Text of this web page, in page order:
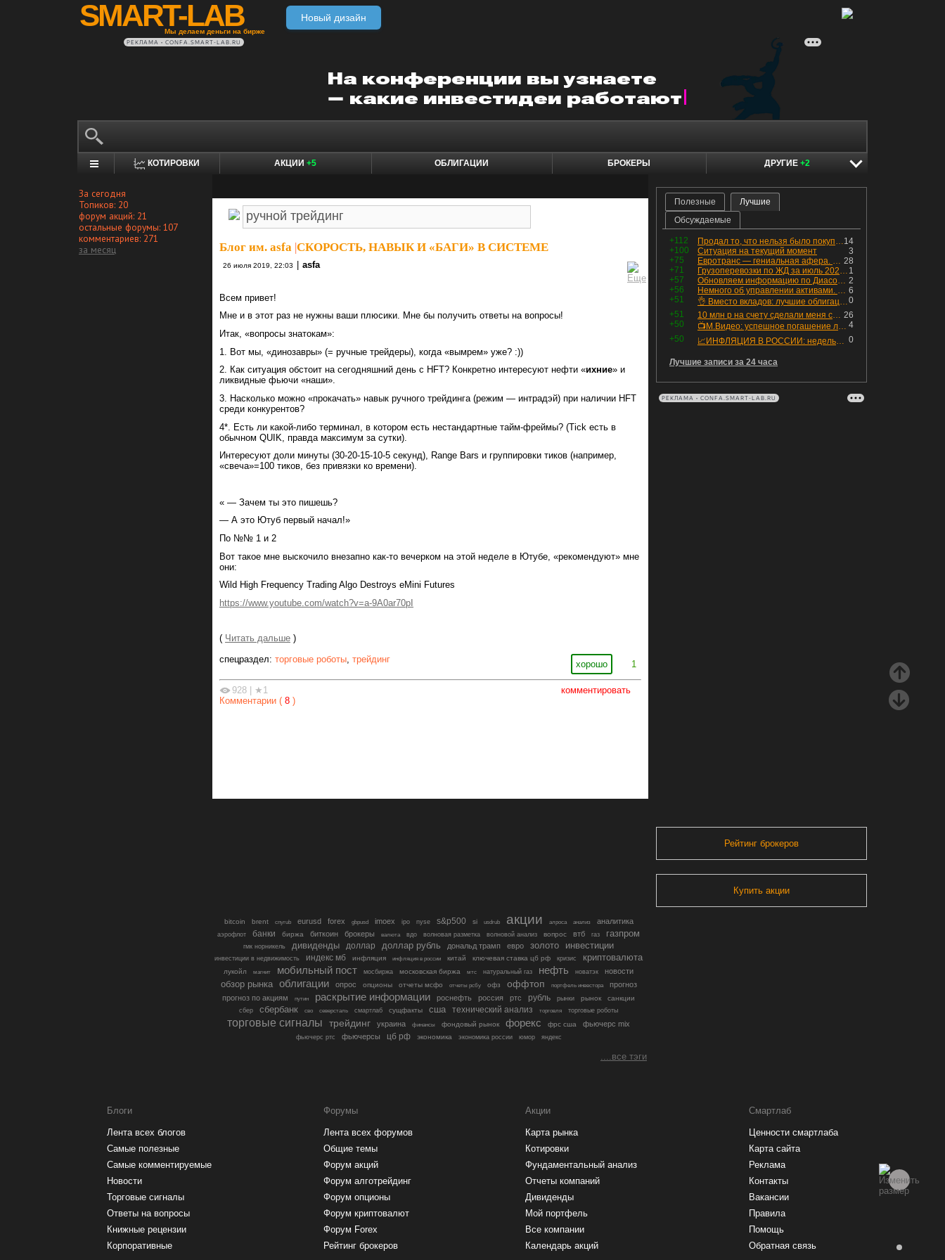
SMART-LAB
Мы делаем деньги на бирже
Новый дизайн
РЕКЛАМА • CONFA.SMART-LAB.RU
КОТИРОВКИ АКЦИИ +5 ОБЛИГАЦИИ БРОКЕРЫ ДРУГИЕ +2
За сегодня
Топиков: 20
форум акций: 21
остальные форумы: 107
комментариев: 271
за месяц
Блог им. asfa СКОРОСТЬ, НАВЫК И «БАГИ» В СИСТЕМЕ
26 июля 2019, 22:03 asfa
Всем привет!
Мне и в этот раз не нужны ваши плюсики. Мне бы получить ответы на вопросы!
Итак, «вопросы знатокам»:
1. Вот мы, «динозавры» (= ручные трейдеры), когда «вымрем» уже? :))
2. Как ситуация обстоит на сегодняшний день с HFT? Конкретно интересуют нефти «ихние» и
ликвидные фьючи «наши».
3. Насколько можно «прокачать» навык ручного трейдинга (режим — интрадэй) при наличии HFT
среди конкурентов?
4*. Есть ли какой-либо терминал, в котором есть нестандартные тайм-фреймы? (Tick есть в
обычном QUIK, правда максимум за сутки).
Интересуют доли минуты (30-20-15-10-5 секунд), Range Bars и группировки тиков (например,
«свеча»=100 тиков, без привязки ко времени).
« — Зачем ты это пишешь?
— А это Ютуб первый начал!»
По №№ 1 и 2
Вот такое мне выскочило внезапно как-то вечерком на этой неделе в Ютубе, «рекомендуют» мне
они:
Wild High Frequency Trading Algo Destroys eMini Futures
https://www.youtube.com/watch?v=a-9A0ar70pI
( Читать дальше )
хорошо 1
спецраздел: торговые роботы, трейдинг
комментировать
928
★1
Комментарии ( 8 )
Полезные
Лучшие
Обсуждаемые
+112 14
Продал то, что нельзя было покупать. Изменения в портфеле
+100
3
Ситуация на текущий момент
+75
28
Евротранс — гениальная афера. Собрал с инвесторов денег, выплатил дивидендов больше текущей капитализации и ушёл в дефолт
+71
1
Грузоперевозки по ЖД за июль 2026 г. — четвёртый месяц подряд роста, чёрные металлы на уровне прошлого года, а каменный уголь в плюсе.
+57
2
Обновляем информацию по Диасофту: дивиденды и выкуп
+56
6
Немного об управлении активами. Для заинтересованных
+51
0
👌 Вместо вкладов: лучшие облигации — только супер надёжные
+51
26
10 млн р на счету сделали меня счастливым? Ожидание vs Реальность!
+50
4
📺М.Видео: успешное погашение любимого флоатера
+50
0
📈ИНФЛЯЦИЯ В РОССИИ: недельная дефляция, но в годовом выражении рост 😢
Лучшие записи за 24 часа
РЕКЛАМА • CONFA.SMART-LAB.RU
Рейтинг брокеров
Купить акции
bitcoin brent cnyrub eurusd forex gbpusd imoex ipo nyse s&p500 si usdrub акции алроса анализ аналитика
аэрофлот банки биржа биткоин брокеры валюта вдо волновая разметка волновой анализ вопрос втб газ газпром
гмк норникель дивиденды доллар доллар рубль дональд трамп евро золото инвестиции
инвестиции в недвижимость индекс мб инфляция инфляция в россии китай ключевая ставка цб рф кризис криптовалюта
лукойл магнит мобильный пост мосбиржа московская биржа мтс натуральный газ нефть новатэк новости
обзор рынка облигации опрос опционы отчеты мсфо отчеты рсбу офз оффтоп портфель инвестора
прогноз
прогноз по акциям
путин раскрытие информации роснефть россия ртс рубль рынки рынок санкции
сбер сбербанк сво северсталь смартлаб сущфакты сша технический анализ торговля торговые роботы
торговые сигналы трейдинг украина финансы фондовый рынок форекс фрс сша фьючерс mix
фьючерс ртс фьючерсы цб рф экономика экономика россии юмор яндекс
....все тэги
Блоги
Лента всех блогов
Самые полезные
Самые комментируемые
Новости
Торговые сигналы
Ответы на вопросы
Книжные рецензии
Корпоративные
Форумы
Лента всех форумов
Общие темы
Форум акций
Форум алготрейдинг
Форум опционы
Форум криптовалют
Форум Forex
Рейтинг брокеров
Акции
Карта рынка
Котировки
Фундаментальный анализ
Отчеты компаний
Дивиденды
Мой портфель
Все компании
Календарь акций
Смартлаб
Ценности смартлаба
Карта сайта
Реклама
Контакты
Вакансии
Правила
Помощь
Обратная связь